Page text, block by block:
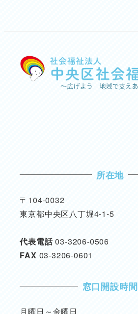
所在地
〒104-0032
東京都中央区八丁堀4-1-5
代表電話03-3206-0506
FAX 03-3206-0601
窓口開設時間
月曜日～金曜日